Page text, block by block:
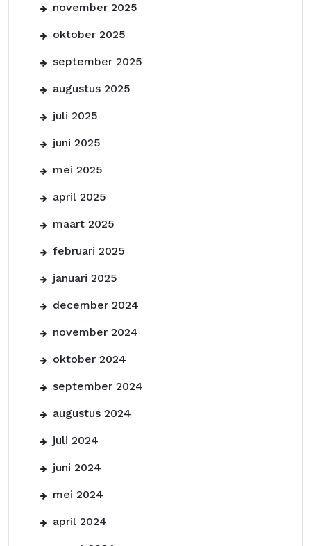
november 2025
oktober 2025
september 2025
augustus 2025
juli 2025
juni 2025
mei 2025
april 2025
maart 2025
februari 2025
januari 2025
december 2024
november 2024
oktober 2024
september 2024
augustus 2024
juli 2024
juni 2024
mei 2024
april 2024